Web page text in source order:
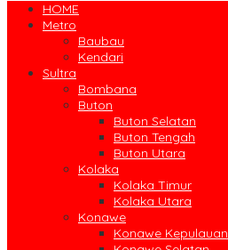
HOME
Metro
Baubau
Kendari
Sultra
Bombana
Buton
Buton Selatan
Buton Tengah
Buton Utara
Kolaka
Kolaka Timur
Kolaka Utara
Konawe
Konawe Kepulauan